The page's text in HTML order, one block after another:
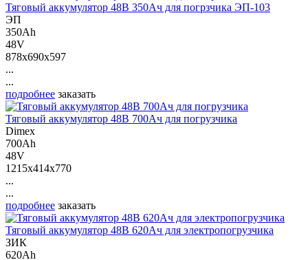
Тяговый аккумулятор 48В 350Ач для погрзчика ЭП-103
ЭП
350Ah
48V
878x690x597
...
...
подробнее заказать
Тяговый аккумулятор 48В 700Ач для погрузчика
Dimex
700Ah
48V
1215x414x770
...
...
подробнее заказать
Тяговый аккумулятор 48В 620Ач для электропогрузчика
ЗИК
620Ah